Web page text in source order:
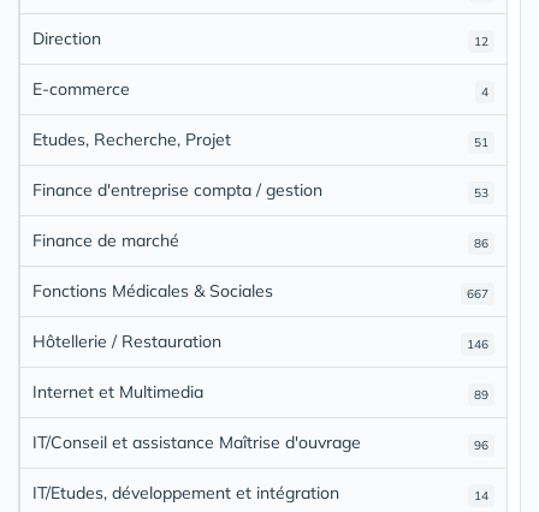
12
Direction
4
E-commerce
51
Etudes, Recherche, Projet
53
Finance d'entreprise compta / gestion
86
Finance de marché
667
Fonctions Médicales & Sociales
146
Hôtellerie / Restauration
89
Internet et Multimedia
96
IT/Conseil et assistance Maîtrise d'ouvrage
14
IT/Etudes, développement et intégration